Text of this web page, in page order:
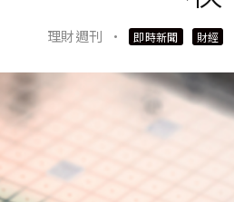
理財週刊 · 即時新聞 財經